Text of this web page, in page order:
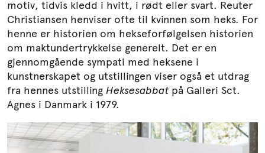
motiv, tidvis kledd i hvitt, i rødt eller svart. Reuter
Christiansen henviser ofte til kvinnen som heks. For
henne er historien om hekseforfølgelsen historien
om maktundertrykkelse generelt. Det er en
gjennomgående sympati med heksene i
kunstnerskapet og utstillingen viser også et utdrag
fra hennes utstilling Heksesabbat på Galleri Sct.
Agnes i Danmark i 1979.